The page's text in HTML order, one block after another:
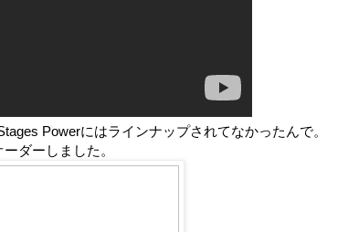
Powerにはラインナップされてなかったんで。
ダーしました。